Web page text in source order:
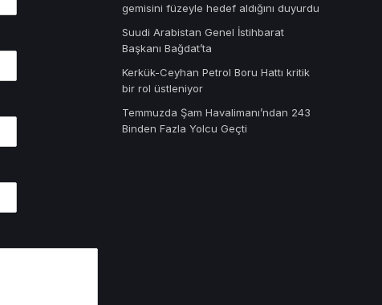
gemisini füzeyle hedef aldığını duyurdu
Suudi Arabistan Genel İstihbarat
Başkanı Bağdat’ta
Kerkük-Ceyhan Petrol Boru Hattı kritik
bir rol üstleniyor
Temmuzda Şam Havalimanı’ndan 243
Binden Fazla Yolcu Geçti